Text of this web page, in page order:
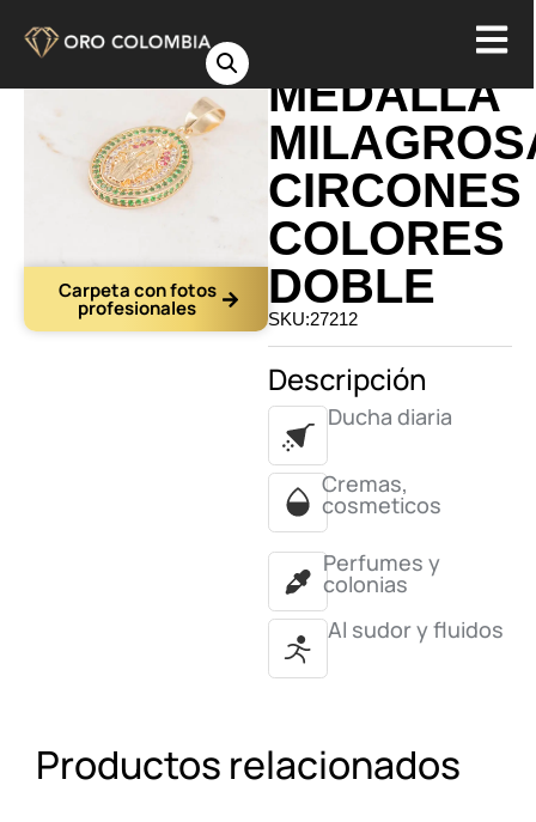
Carpeta con fotos
profesionales
MEDALLA
CIRCONES
COLORES
DOBLE
SKU:27212
Descripción
Ducha diaria
Cremas,
cosmeticos
Perfumes y
colonias
Al sudor y fluidos
Productos relacionados